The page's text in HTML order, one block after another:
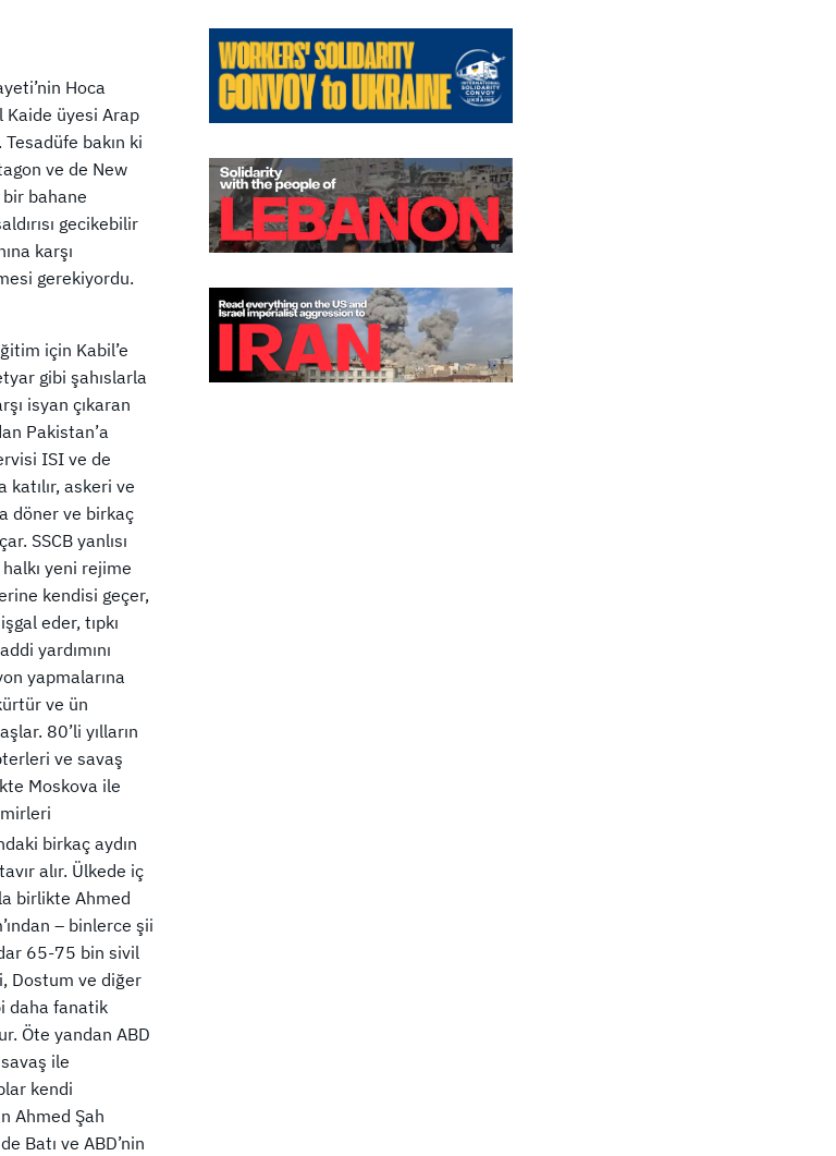
Hoca
Kaide üyesi Arap
bakın ki
ve de New
bir bahane
gecikebilir
karşı
gerekiyordu.
için Kabil’e
gibi şahıslarla
isyan çıkaran
Pakistan’a
ISI ve de
askeri ve
döner ve birkaç
SSCB yanlısı
yeni rejime
kendisi geçer,
eder, tıpkı
yardımını
yapmalarına
ve ün
80’li yılların
ve savaş
Moskova ile
birkaç aydın
alır. Ülkede iç
birlikte Ahmed
– binlerce şii
65-75 bin sivil
Dostum ve diğer
daha fanatik
Öte yandan ABD
ile
kendi
Ahmed Şah
Batı ve ABD’nin